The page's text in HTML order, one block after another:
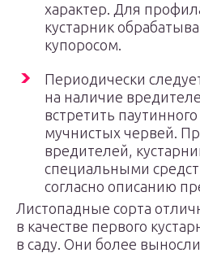
характер. Для
кустарник
купоросом.
Периодически
на наличие
встретить
мучнистых червей.
вредителей,
специальными
согласно описанию
Листопадные сорта
в качестве первого
в саду. Они более